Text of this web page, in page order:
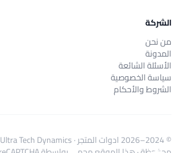
الشركة
من نحن
المدونة
الأسئلة الشائعة
سياسة الخصوصية
الشروط والأحكام
© 2024–2026 ادوات المتجر·
Ultra Tech Dynamics